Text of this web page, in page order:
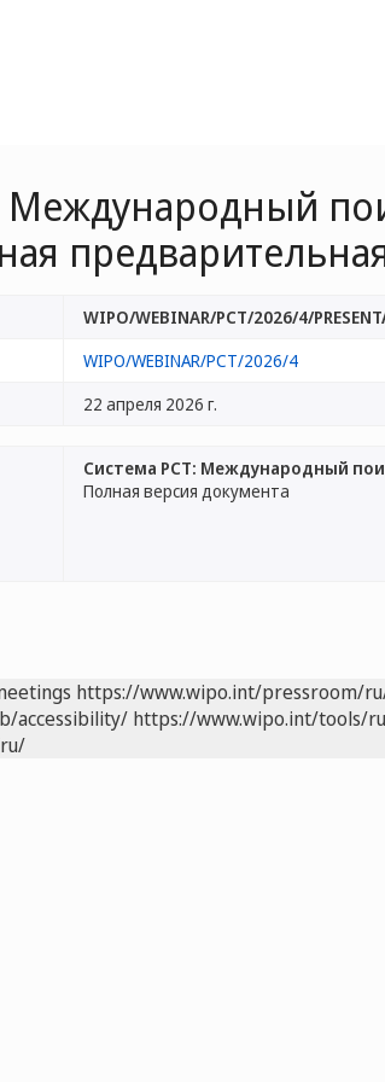
Международный
WIPO/WEBINAR/PCT/2026/4/
WIPO/WEBINAR/PCT/2026/4
22 апреля 2026 г.
Система PCT: Международный
Полная версия документа
https://www.wipo.int/pressroom/
accessibility/ https://www.wipo.int/tools/